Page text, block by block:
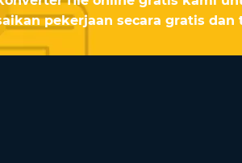
pekerjaan secara gratis